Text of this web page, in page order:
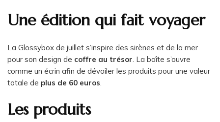
Une édition qui fait voyager
La Glossybox de juillet s’inspire des sirènes et de la mer
pour son design de coffre au trésor. La boîte s’ouvre
comme un écrin afin de dévoiler les produits pour une valeur
totale de plus de 60 euros.
Les produits